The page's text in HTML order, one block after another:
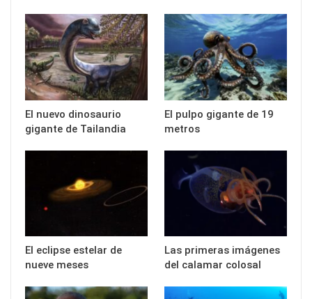
El nuevo dinosaurio
gigante de Tailandia
El pulpo gigante de 19
metros
El eclipse estelar de
nueve meses
Las primeras imágenes
del calamar colosal